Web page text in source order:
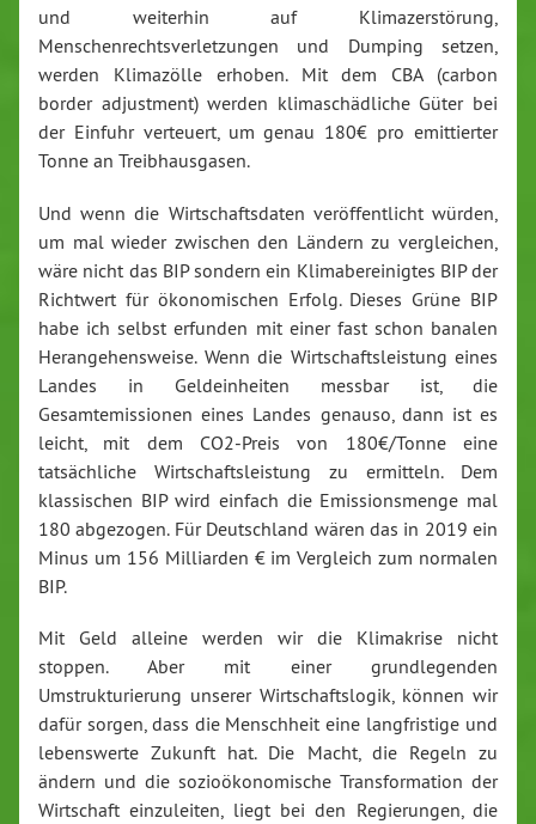
und weiterhin auf Klimazerstörung,
Menschenrechtsverletzungen und Dumping setzen,
werden Klimazölle erhoben. Mit dem CBA (carbon
border adjustment) werden klimaschädliche Güter bei
der Einfuhr verteuert, um genau 180€ pro emittierter
Tonne an Treibhausgasen.
Und wenn die Wirtschaftsdaten veröffentlicht würden,
um mal wieder zwischen den Ländern zu vergleichen,
wäre nicht das BIP sondern ein Klimabereinigtes BIP der
Richtwert für ökonomischen Erfolg. Dieses Grüne BIP
habe ich selbst erfunden mit einer fast schon banalen
Herangehensweise. Wenn die Wirtschaftsleistung eines
Landes in Geldeinheiten messbar ist, die
Gesamtemissionen eines Landes genauso, dann ist es
leicht, mit dem CO2-Preis von 180€/Tonne eine
tatsächliche Wirtschaftsleistung zu ermitteln. Dem
klassischen BIP wird einfach die Emissionsmenge mal
180 abgezogen. Für Deutschland wären das in 2019 ein
Minus um 156 Milliarden € im Vergleich zum normalen
BIP.
Mit Geld alleine werden wir die Klimakrise nicht
stoppen. Aber mit einer grundlegenden
Umstrukturierung unserer Wirtschaftslogik, können wir
dafür sorgen, dass die Menschheit eine langfristige und
lebenswerte Zukunft hat. Die Macht, die Regeln zu
ändern und die sozioökonomische Transformation der
Wirtschaft einzuleiten, liegt bei den Regierungen, die